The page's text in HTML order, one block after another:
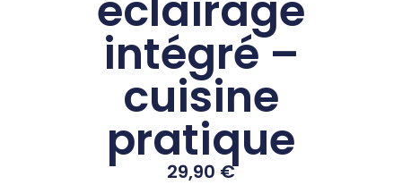
intégré –
cuisine
pratique
29,90 €